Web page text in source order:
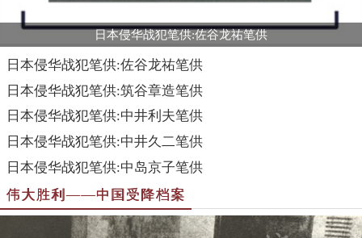
日本侵华战犯笔供:佐谷龙祐笔供
日本侵华战犯笔供:佐谷龙祐笔供
日本侵华战犯笔供:筑谷章造笔供
日本侵华战犯笔供:中井利夫笔供
日本侵华战犯笔供:中井久二笔供
日本侵华战犯笔供:中岛京子笔供
伟大胜利——中国受降档案